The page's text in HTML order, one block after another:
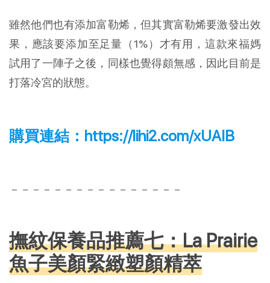
雖然他們也有添加富勒烯，但其實富勒烯要激發出效
果，應該要添加至足量（1%）才有用，這款來福媽
試用了一陣子之後，同樣也覺得頗無感，因此目前是
打落冷宮的狀態。
購買連結： https://lihi2.com/xUAIB
－－－－－－－－－－－－－－－－
撫紋保養品推薦七：La Prairie
魚子美顏緊緻塑顏精萃